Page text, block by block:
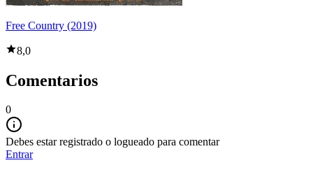
Free Country (2019)
8,0
Comentarios
0
Debes estar registrado o logueado para comentar
Entrar